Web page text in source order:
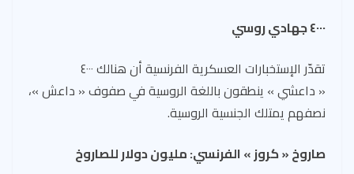
٤٠٠٠ جهادي روسي
تقدّر الإستخبارات العسكرية الفرنسية أن هنالك ٤٠٠٠
« داعشي » ينطقون باللغة الروسية في صفوف « داعش »،
نصفهم يمتلك الجنسية الروسية.
صاروخ « كروز » الفرنسي: مليون دولار للصاروخ